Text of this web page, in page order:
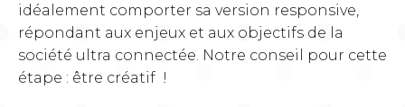
idéalement comporter sa version responsive,
répondant aux enjeux et aux objectifs de la
société ultra connectée. Notre conseil pour cette
étape : être créatif !